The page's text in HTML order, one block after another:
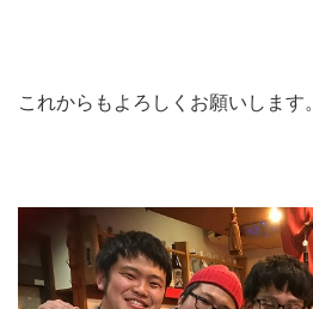
これからもよろしくお願いします。